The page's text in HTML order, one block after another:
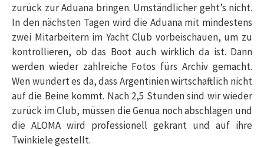
zurück zur Aduana bringen. Umständlicher geht’s nicht.
In den nächsten Tagen wird die Aduana mit mindestens
zwei Mitarbeitern im Yacht Club vorbeischauen, um zu
kontrollieren, ob das Boot auch wirklich da ist. Dann
werden wieder zahlreiche Fotos fürs Archiv gemacht.
Wen wundert es da, dass Argentinien wirtschaftlich nicht
auf die Beine kommt. Nach 2,5 Stunden sind wir wieder
zurück im Club, müssen die Genua noch abschlagen und
die ALOMA wird professionell gekrant und auf ihre
Twinkiele gestellt.